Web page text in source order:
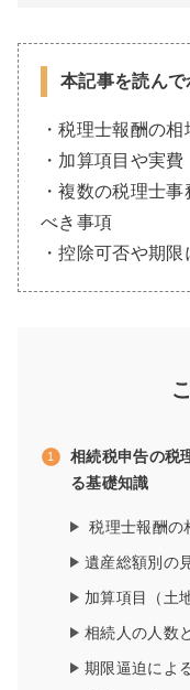
本記事を読んで
・税理士報酬の
・加算項目や実
・複数の税理士
べき事項
・控除可否や期
相続税申告の税
る基礎知識
税理士報酬の
遺産総額別の
加算項目（土
相続人の人数
期限逼迫によ